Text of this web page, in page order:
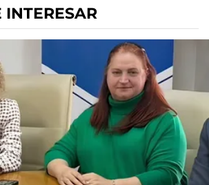
INTERESAR